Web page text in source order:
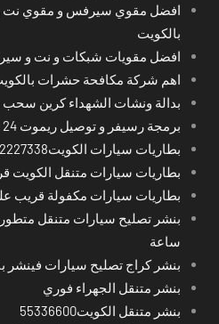
افضل مقوي سيرفس و مقوي نت
بالكويت
افضل مقويات شبكات و نت و
اهم شركة مكافحة حشرات
بدالة ونشات الشهداء كرين سحب
برمجة رسيفر و توصيل ريموت 24 ساعة في محافظات الكويت
بطاريات سيارات الكويت52227338
بطاريات سيارات متنقل الكويت
بطاريات سيارات مكفولة قريب
ساعة
بنشر كراج تصليح سيارات فينشر
بنشر متنقل الجهراء فوري
بنشر متنقل الكويت55336600